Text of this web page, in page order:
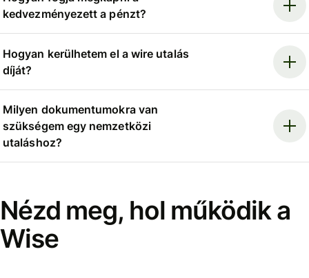
kedvezményezett a pénzt?
Hogyan kerülhetem el a wire utalás
díját?
Milyen dokumentumokra van
szükségem egy nemzetközi
utaláshoz?
Nézd meg, hol működik a
Wise